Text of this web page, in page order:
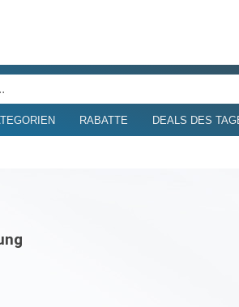
RABATTE DEALS DES